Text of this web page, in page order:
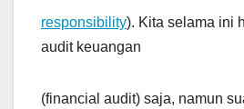
responsibility). Kita selama ini
audit keuangan
(financial audit) saja, namun